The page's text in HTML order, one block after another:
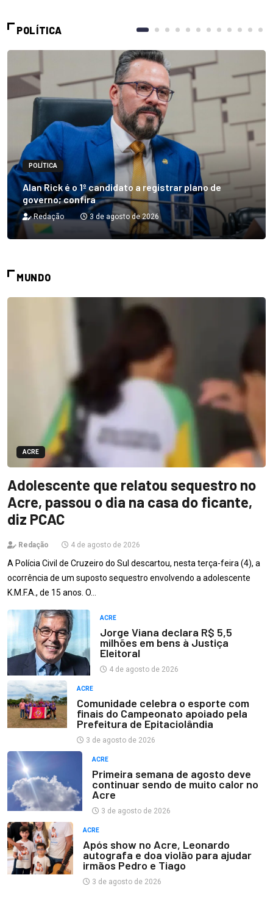
POLÍTICA
POLÍTICA
Alan Rick é o 1º candidato a registrar plano de
governo; confira
Redação 3 de agosto de 2026
MUNDO
ACRE
Adolescente que relatou sequestro no
Acre, passou o dia na casa do ficante,
diz PCAC
Redação 4 de agosto de 2026
A Polícia Civil de Cruzeiro do Sul descartou, nesta terça-feira (4), a
ocorrência de um suposto sequestro envolvendo a adolescente
K.M.F.A., de 15 anos. O…
ACRE
Jorge Viana declara R$ 5,5
milhões em bens à Justiça
Eleitoral
4 de agosto de 2026
ACRE
Comunidade celebra o esporte com
finais do Campeonato apoiado pela
Prefeitura de Epitaciolândia
3 de agosto de 2026
ACRE
Primeira semana de agosto deve
continuar sendo de muito calor no
Acre
3 de agosto de 2026
ACRE
Após show no Acre, Leonardo
autografa e doa violão para ajudar
irmãos Pedro e Tiago
3 de agosto de 2026